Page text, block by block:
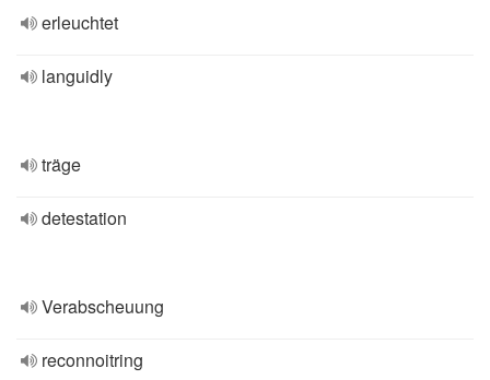
erleuchtet
languidly
träge
detestation
Verabscheuung
reconnoitring